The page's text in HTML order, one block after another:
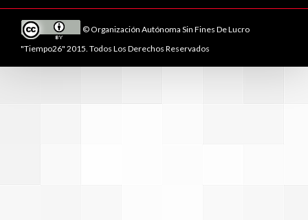
© Organización Autónoma Sin Fines De Lucro
"Tiempo26" 2015. Todos Los Derechos Reservados